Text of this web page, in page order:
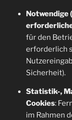
Notwendige
für den
erforderlich
Sicherheit).
Statistik-,
Cookies:
im Rahmen